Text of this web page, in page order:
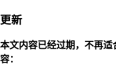
更新
本文内容已经过期，不再
容：